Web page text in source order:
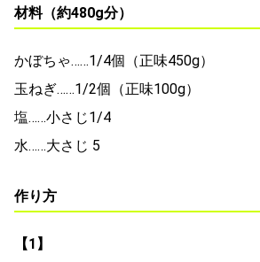
材料（約480g分）
かぼちゃ……1/4個（正味450g）
玉ねぎ……1/2個（正味100g）
塩……小さじ1/4
水……大さじ 5
作り方
【1】